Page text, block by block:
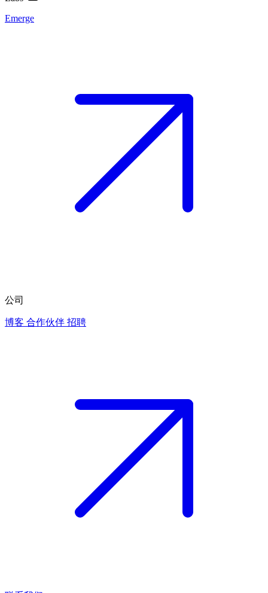
Emerge
公司
博客 合作伙伴 招聘